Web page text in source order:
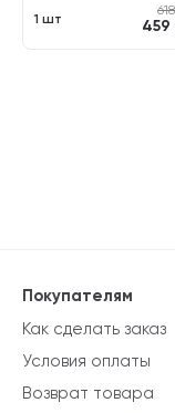
1 шт 459
Покупателям
Как сделать заказ
Условия оплаты
Возврат товара